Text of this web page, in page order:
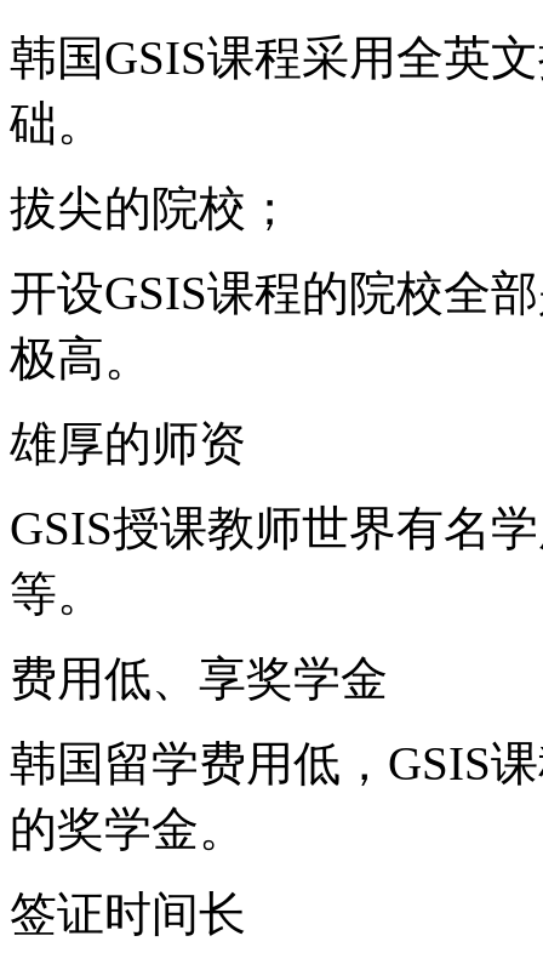
韩国GSIS课程采用全英
础。
拔尖的院校；
开设GSIS课程的院校全
极高。
雄厚的师资
GSIS授课教师世界有名
等。
费用低、享奖学金
韩国留学费用低，GSIS
的奖学金。
签证时间长